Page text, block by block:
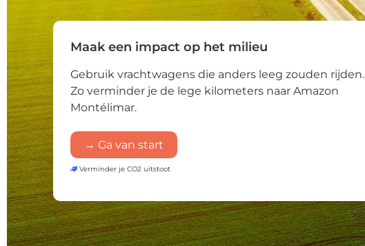
Maak een impact op het milieu
Gebruik vrachtwagens die anders leeg zouden rijden.
Zo verminder je de lege kilometers naar Amazon
Montélimar.
→ Ga van start
Verminder je CO2 uitstoot